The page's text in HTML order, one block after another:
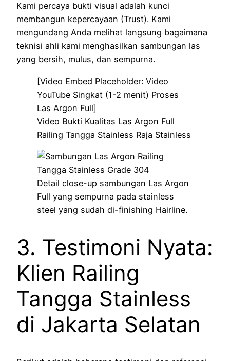
Kami percaya bukti visual adalah kunci
membangun kepercayaan (Trust). Kami
mengundang Anda melihat langsung bagaimana
teknisi ahli kami menghasilkan sambungan las
yang bersih, mulus, dan sempurna.
[Video Embed Placeholder: Video
YouTube Singkat (1-2 menit) Proses
Las Argon Full]
Video Bukti Kualitas Las Argon Full
Railing Tangga Stainless Raja Stainless
Detail close-up sambungan Las Argon
Full yang sempurna pada stainless
steel yang sudah di-finishing Hairline.
3. Testimoni Nyata:
Klien Railing
Tangga Stainless
di Jakarta Selatan